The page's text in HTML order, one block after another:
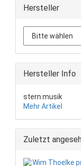
Hersteller
Hersteller Info
stern musik
Mehr Artikel
Zuletzt